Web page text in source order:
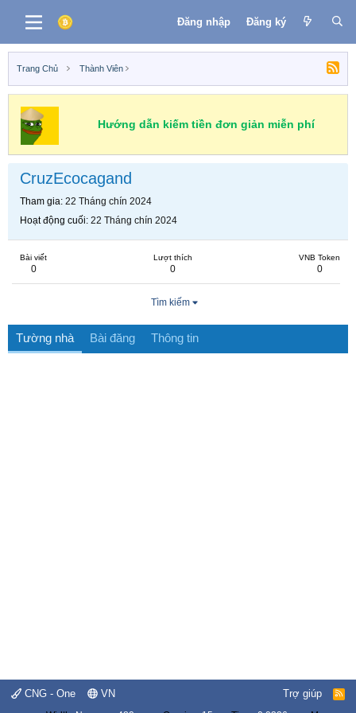
Đăng nhập Đăng ký
Trang Chủ Thành Viên
Hướng dẫn kiếm tiền đơn giản miễn phí
CruzEcocagand
Tham gia 22 Tháng chín 2024
Hoạt động cuối 22 Tháng chín 2024
Bài viết
0
Lượt thích
0
VNB Token
0
Tìm kiếm
Tường nhà Bài đăng Thông tin
CNG - One VN Trợ giúp
R